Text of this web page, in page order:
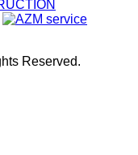
Reserved.